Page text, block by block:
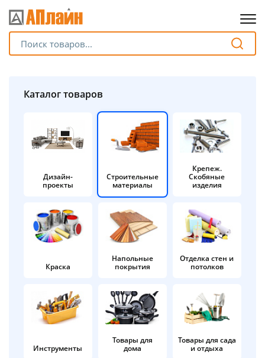
Каталог товаров
Дизайн-
проекты
Строительные
материалы
Крепеж.
Скобяные
изделия
Краска
Напольные
покрытия
Отделка стен и
потолков
Инструменты
Товары для
дома
Товары для сада
и отдыха
Разбейте
на части
без переплат
График платежей
Сегодня
%
в корзину
Оплачивайте сегодня только
25% картой любого банка